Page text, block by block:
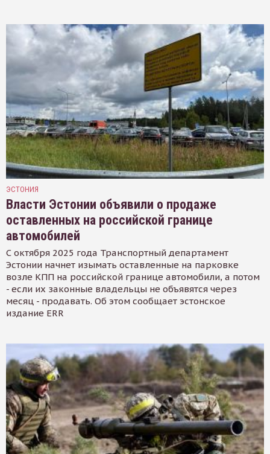
ЭСТОНИЯ
Власти Эстонии объявили о продаже
оставленных на российской границе
автомобилей
С октября 2025 года Транспортный департамент
Эстонии начнет изымать оставленные на парковке
возле КПП на российской границе автомобили, а потом
- если их законные владельцы не объявятся через
месяц - продавать. Об этом сообщает эстонское
издание ERR